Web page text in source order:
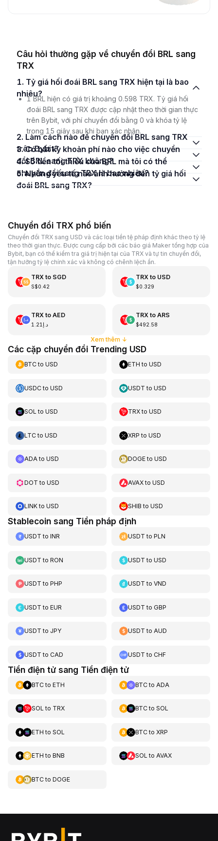
Câu hỏi thường gặp về chuyển đổi BRL sang
TRX
1. Tỷ giá hối đoái BRL sang TRX hiện tại là bao
nhiêu?
1 BRL hiện có giá trị khoảng 0.598 TRX. Tỷ giá hối
đoái BRL sang TRX được cập nhật theo thời gian thực
trên Bybit, với phí chuyển đổi bằng 0 và khóa tỷ lệ
trong 15 giây sau khi bạn xác nhận.
2. Làm cách nào để chuyển đổi BRL sang TRX
trên Bybit?
3. Có bất kỳ khoản phí nào cho việc chuyển
đổi BRL sang TRX không?
4. Số tiền tối thiểu của BRL mà tôi có thể
chuyển đổi sang TRX là bao nhiêu?
5. Những yếu tố nào ảnh hưởng đến tỷ giá hối
đoái BRL sang TRX?
Chuyển đổi TRX phổ biến
Chuyển đổi TRX sang USD và các loại tiền tệ pháp định khác theo tỷ lệ
theo thời gian thực. Được cung cấp bởi các báo giá Maker tổng hợp của
Bybit, bạn có thể kiểm tra giá trị hiện tại của TRX và tự tin chuyển đổi,
tận hưởng tỷ lệ chính xác và không có chênh lệch ẩn.
TRXto SGD
S$0.42
TRXto USD
$0.329
TRXto AED
د.إ1.21
TRXto ARS
$492.58
Xem thêm ↓
Các cặp chuyển đổi Trending USD
BTCto USD ETH toUSD
USDCto USD USDT toUSD
SOL to USD TRXtoUSD
LTCto USD XRP toUSD
ADAto USD DOGEtoUSD
DOT to USD AVAXtoUSD
LINKto USD SHIB toUSD
Stablecoin sang Tiền pháp định
USDT to INR USDT toPLN
USDT to RON USDT toUSD
USDT to PHP USDT toVND
USDT to EUR USDT toGBP
USDT to JPY USDT toAUD
USDT to CAD USDT toCHF
Tiền điện tử sang Tiền điện tử
BTCto ETH BTCto ADA
SOL to TRX BTCto SOL
ETH to SOL BTCto XRP
ETH to BNB SOL to AVAX
BTCto DOGE